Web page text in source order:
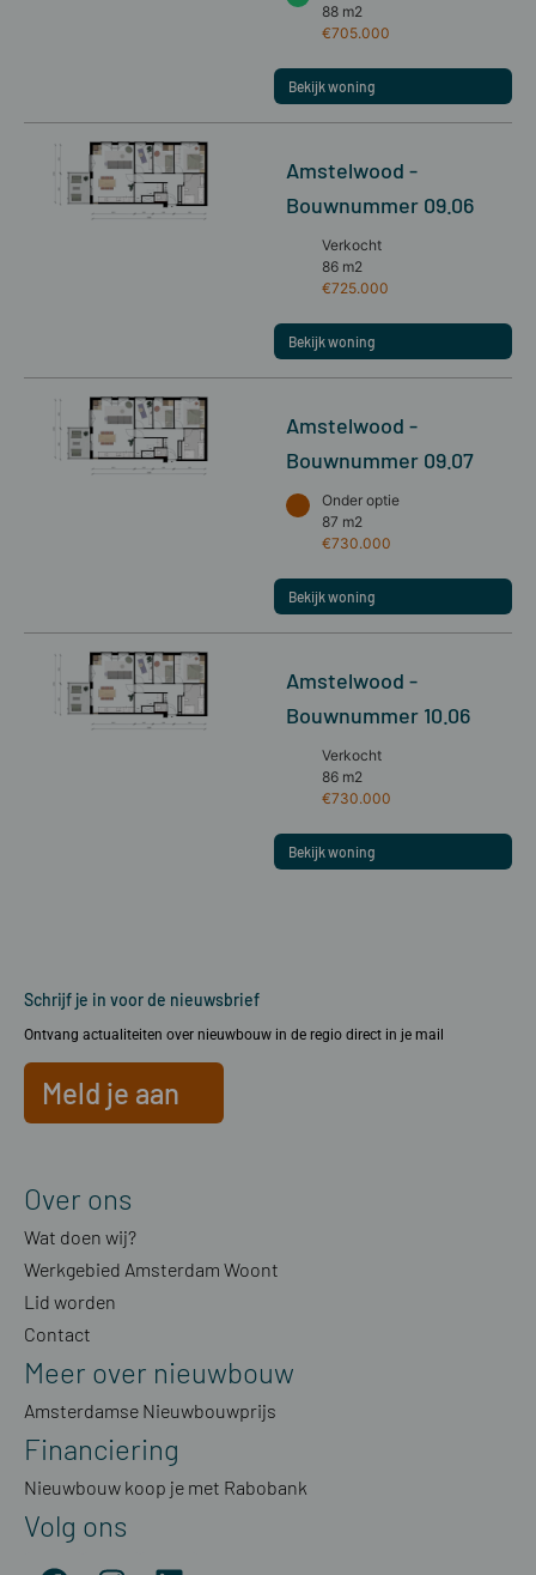
88 m2
€705.000
Bekijk woning
Amstelwood -
Bouwnummer 09.06
Verkocht
86 m2
€725.000
Bekijk woning
Amstelwood -
Bouwnummer 09.07
Onder optie
87 m2
€730.000
Bekijk woning
Amstelwood -
Bouwnummer 10.06
Verkocht
86 m2
€730.000
Bekijk woning
Schrijf je in voor de nieuwsbrief
Ontvang actualiteiten over nieuwbouw in de regio direct in je mail
Meld je aan
Over ons
Wat doen wij?
Werkgebied Amsterdam Woont
Lid worden
Contact
Meer over nieuwbouw
Amsterdamse Nieuwbouwprijs
Financiering
Nieuwbouw koop je met Rabobank
Volg ons